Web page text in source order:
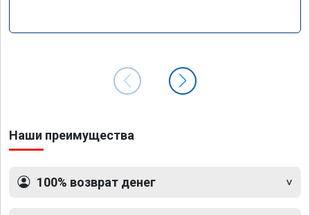
Наши преимущества
100% возврат денег